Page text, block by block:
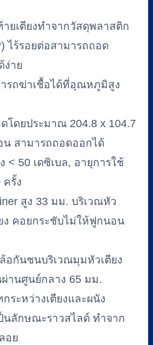
ยเตียงทำจากวัสดุพลาสติก
ไร้รอยต่อสามารถถอด
ง่าย
รถฆ่าเชื้อได้ที่อุณหภูมิสูง
โดยประมาณ 204.8 x 104.7
น สามารถถอดออกได้
< 50 เดซิเบล, อายุการใช้
ครั้ง
สูง 33 มม. บริเวณหัว
ง คอยกระชับไม่ให้ฟูกนอน
อกันชนบริเวณมุมหัวเตียง
ผ่านศูนย์กลาง 65 มม.
ระหว่างเตียงและผนัง
นลักษณะราวสไลด์ ทำจาก
อย